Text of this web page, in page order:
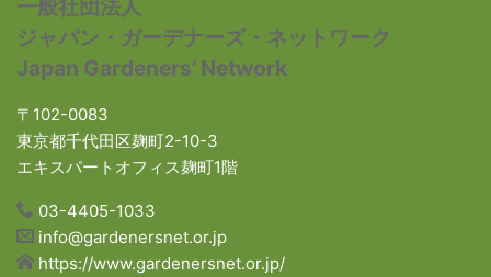
一般社団法人
ジャパン・ガーデナーズ・ネットワーク
Japan Gardeners’ Network
〒102-0083
東京都千代田区麹町2-10-3
エキスパートオフィス麹町1階
03-4405-1033
info@gardenersnet.or.jp
https://www.gardenersnet.or.jp/